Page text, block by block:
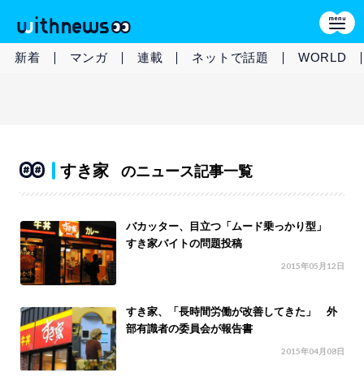
新着 マンガ 連載 ネットで話題 WORLD
すき家 のニュース記事一覧
バカッター、目立つ「ムード乗っかり型」
すき家バイトの問題投稿
2015年05月12日
すき家、「長時間労働が改善してきた」 外
部有識者の委員会が報告書
2015年04月08日